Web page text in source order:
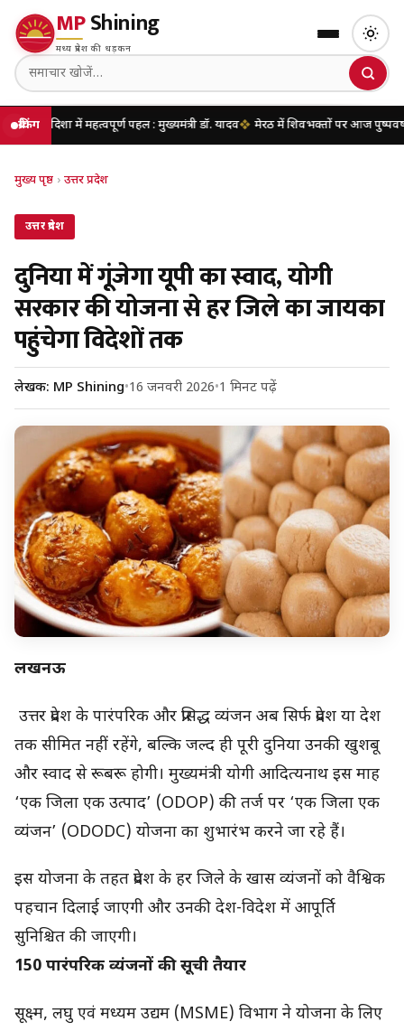
MPShining
मध्य प्रदेश की धड़कन
ब्रेकिंग
में महत्वपूर्ण पहल : मुख्यमंत्री डॉ. यादव मेरठ में शिवभक्तों पर आज पुष्पवर्षा करेंगे
मुख्य पृष्ठ › उत्तर प्रदेश
उत्तर प्रदेश
दुनिया में गूंजेगा यूपी का स्वाद, योगी
सरकार की योजना से हर जिले का जायका
पहुंचेगा विदेशों तक
लेखक: MP Shining•16 जनवरी 2026•1 मिनट पढ़ें
लखनऊ
उत्तर प्रदेश के पारंपरिक और प्रसिद्ध व्यंजन अब सिर्फ प्रदेश या देश
तक सीमित नहीं रहेंगे, बल्कि जल्द ही पूरी दुनिया उनकी खुशबू
और स्वाद से रूबरू होगी। मुख्यमंत्री योगी आदित्यनाथ इस माह
‘एक जिला एक उत्पाद’ (ODOP) की तर्ज पर ‘एक जिला एक
व्यंजन’ (ODODC) योजना का शुभारंभ करने जा रहे हैं।
इस योजना के तहत प्रदेश के हर जिले के खास व्यंजनों को वैश्विक
पहचान दिलाई जाएगी और उनकी देश-विदेश में आपूर्ति
सुनिश्चित की जाएगी।
150 पारंपरिक व्यंजनों की सूची तैयार
सूक्ष्म, लघु एवं मध्यम उद्यम (MSME) विभाग ने योजना के लिए